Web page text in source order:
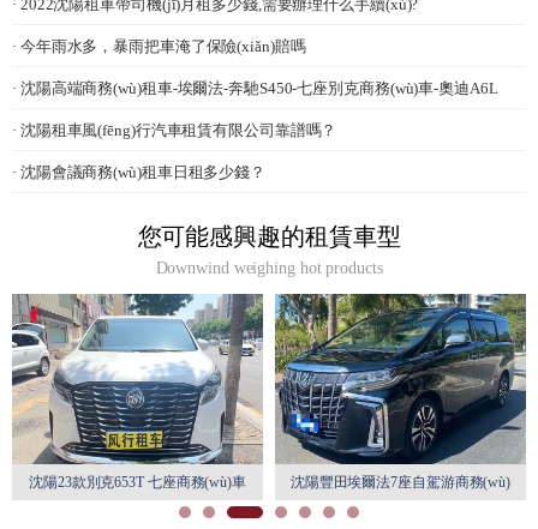
· 2022沈陽租車帶司機(jī)月租多少錢,需要辦理什么手續(xù)?
· 今年雨水多，暴雨把車淹了保險(xiǎn)賠嗎
· 沈陽高端商務(wù)租車-埃爾法-奔馳S450-七座別克商務(wù)車-奧迪A6L
· 沈陽租車風(fēng)行汽車租賃有限公司靠譜嗎？
· 沈陽會議商務(wù)租車日租多少錢？
您可能感興趣的租賃車型
Downwind weighing hot products
沈陽23款別克653T 七座商務(wù)車
日租 月租特惠
沈陽豐田埃爾法7座自駕游商務(wù)